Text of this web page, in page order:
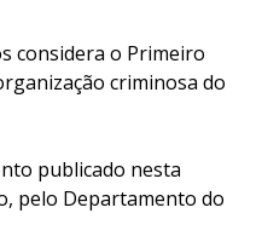
considera o Primeiro
criminosa do
publicado nesta
pelo Departamento do